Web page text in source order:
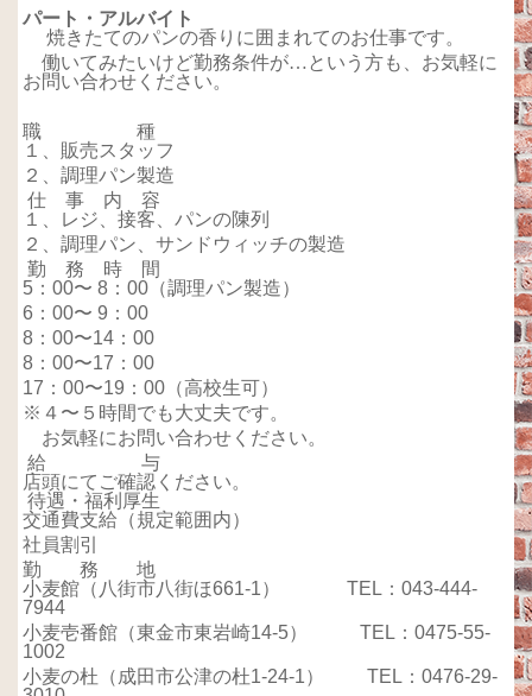
パート・アルバイト
焼きたてのパンの香りに囲まれてのお仕事です。
働いてみたいけど勤務条件が…という方も、お気軽に
お問い合わせください。
職 種
１、販売スタッフ
２、調理パン製造
仕 事 内 容
１、レジ、接客、パンの陳列
２、調理パン、サンドウィッチの製造
勤 務 時 間
5：00〜 8：00（調理パン製造）
6：00〜 9：00
8：00〜14：00
8：00〜17：00
17：00〜19：00（高校生可）
※４〜５時間でも大丈夫です。
お気軽にお問い合わせください。
給 与
店頭にてご確認ください。
待遇・福利厚生
交通費支給（規定範囲内）
社員割引
勤 務 地
小麦館（八街市八街ほ661-1） TEL：043-444-
7944
小麦壱番館（東金市東岩崎14-5） TEL：0475-55-
1002
小麦の杜（成田市公津の杜1-24-1） TEL：0476-29-